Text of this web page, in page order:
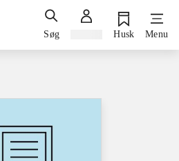
Søg Husk Menu